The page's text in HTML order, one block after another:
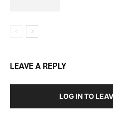
LEAVE A REPLY
LOG IN TO